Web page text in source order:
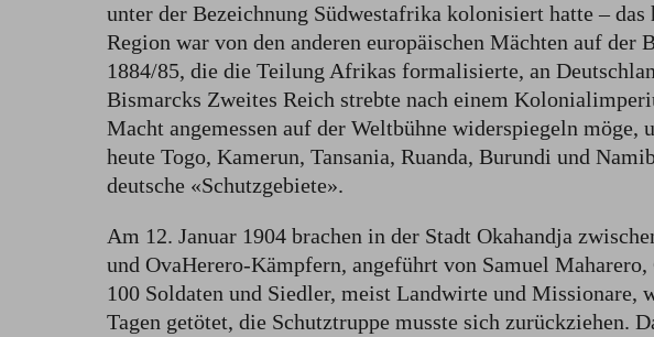
unter der Bezeichnung Südwestafrika kolonisiert hatte –
Region war von den anderen europäischen Mächten auf der
1884/85, die die Teilung Afrikas formalisierte, an
Bismarcks Zweites Reich strebte nach einem
Macht angemessen auf der Weltbühne widerspiegeln möge,
heute Togo, Kamerun, Tansania, Ruanda, Burundi und
deutsche «Schutzgebiete».
Am 12. Januar 1904 brachen in der Stadt Okahandja
und OvaHerero-Kämpfern, angeführt von Samuel Maharero,
100 Soldaten und Siedler, meist Landwirte und Missionare,
Tagen getötet, die Schutztruppe musste sich zurückziehen.